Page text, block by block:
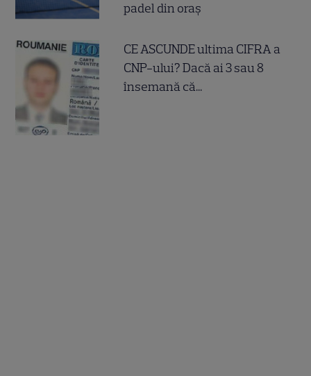
padel din oraș
CE ASCUNDE ultima CIFRA a
CNP-ului? Dacă ai 3 sau 8
însemană că...